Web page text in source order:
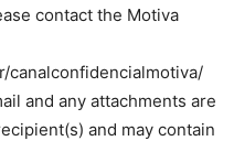
contact the Motiva
canalconfidencialmotiva/
and any attachments are
and may contain